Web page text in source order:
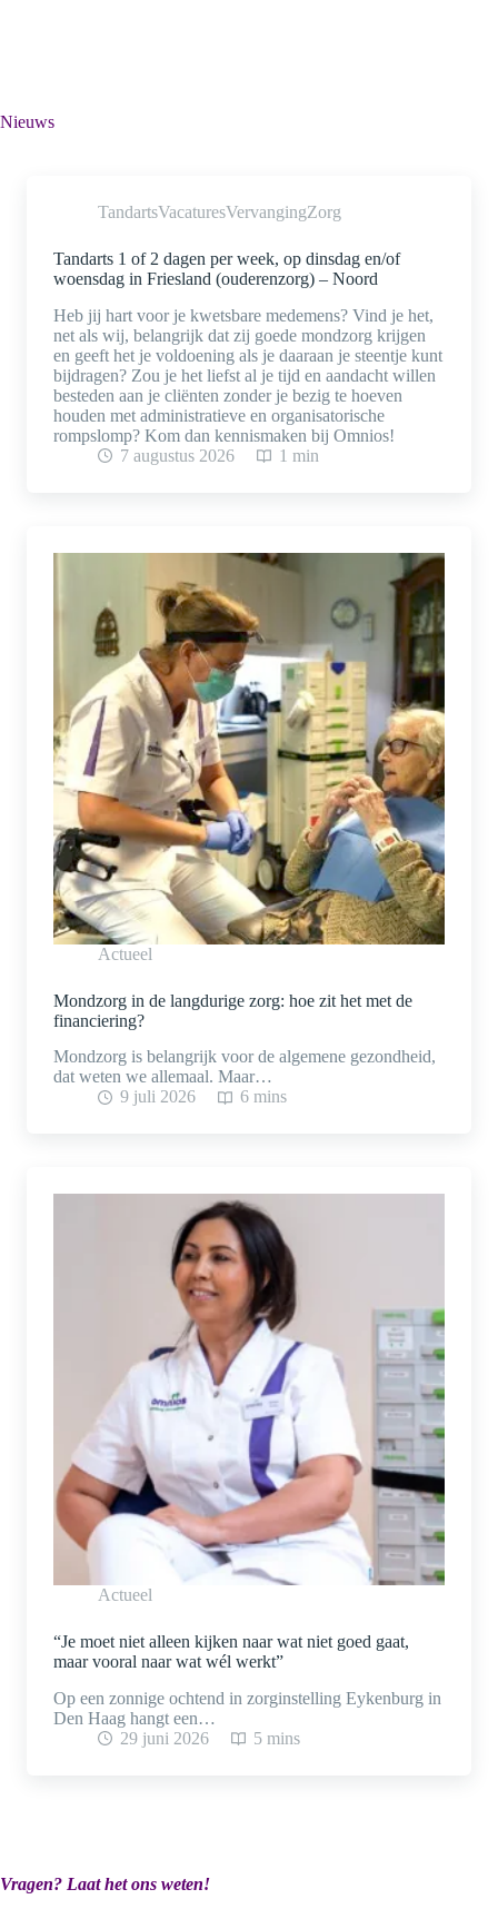
Nieuws
TandartsVacaturesVervangingZorg
Tandarts 1 of 2 dagen per week, op dinsdag en/of
woensdag in Friesland (ouderenzorg) – Noord
Heb jij hart voor je kwetsbare medemens? Vind je het,
net als wij, belangrijk dat zij goede mondzorg krijgen
en geeft het je voldoening als je daaraan je steentje kunt
bijdragen? Zou je het liefst al je tijd en aandacht willen
besteden aan je cliënten zonder je bezig te hoeven
houden met administratieve en organisatorische
rompslomp? Kom dan kennismaken bij Omnios!
7 augustus 2026
1 min
Actueel
Mondzorg in de langdurige zorg: hoe zit het met de
financiering?
Mondzorg is belangrijk voor de algemene gezondheid,
dat weten we allemaal. Maar…
9 juli 2026
6 mins
Actueel
“Je moet niet alleen kijken naar wat niet goed gaat,
maar vooral naar wat wél werkt”
Op een zonnige ochtend in zorginstelling Eykenburg in
Den Haag hangt een…
29 juni 2026
5 mins
Vragen? Laat het ons weten!